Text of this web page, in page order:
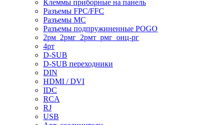
Клеммы приборные на панель
Разъемы FPC/FFC
Разъемы MC
Разъемы подпружиненные POGO
2рм_2рмг_2рмт_рмг_онц-рг
4рт
D-SUB
D-SUB переходники
DIN
HDMI / DVI
IDC
RCA
RJ
USB